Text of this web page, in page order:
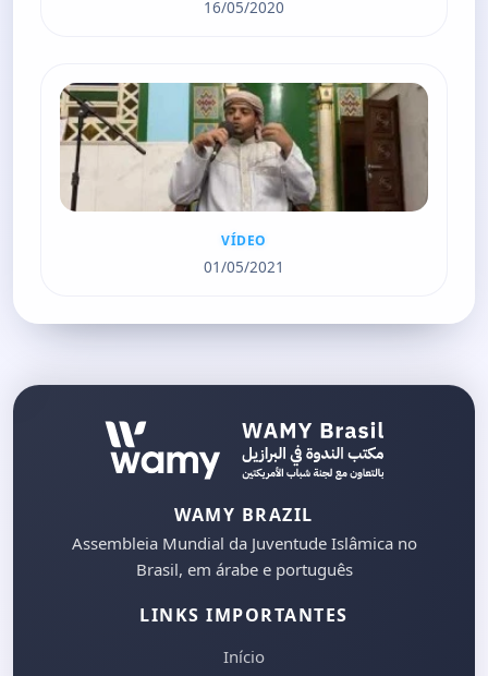
16/05/2020
VÍDEO
01/05/2021
WAMY BRAZIL
Assembleia Mundial da Juventude Islâmica no
Brasil, em árabe e português
LINKS IMPORTANTES
Início